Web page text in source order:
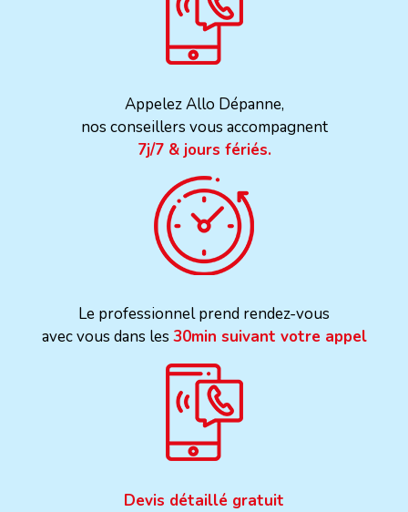
Appelez Allo Dépanne,
nos conseillers vous accompagnent
7j/7 & jours fériés.
Le professionnel prend rendez-vous
avec vous dans les 30min suivant votre appel
Devis détaillé gratuit